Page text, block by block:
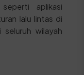
aplikasi
lalu lintas di
seluruh wilayah